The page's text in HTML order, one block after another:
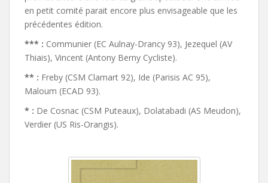
en petit comité parait encore plus envisageable que les
précédentes édition.
*** : Communier (EC Aulnay-Drancy 93), Jezequel (AV
Thiais), Vincent (Antony Berny Cycliste).
** : Freby (CSM Clamart 92), Ide (Parisis AC 95),
Maloum (ECAD 93).
* : De Cosnac (CSM Puteaux), Dolatabadi (AS Meudon),
Verdier (US Ris-Orangis).